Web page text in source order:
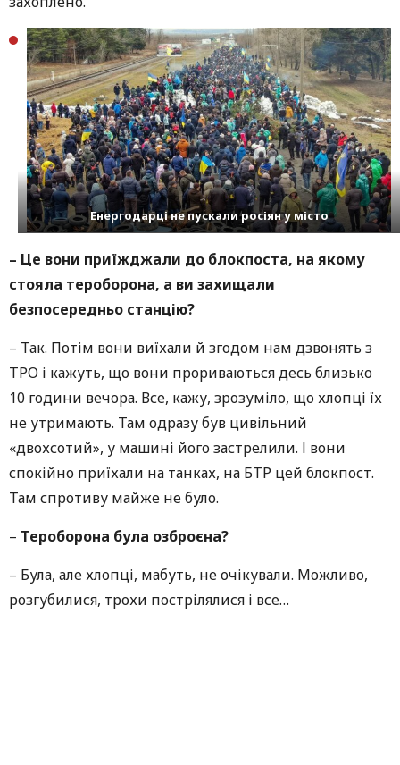
Енергодарці не пускали росіян у місто
– Це вони приїжджали до блокпоста, на якому
стояла тероборона, а ви захищали
безпосередньо станцію?
– Так. Потім вони виїхали й згодом нам дзвонять з
ТРО і кажуть, що вони прориваються десь близько
10 години вечора. Все, кажу, зрозуміло, що хлопці їх
не утримають. Там одразу був цивільний
«двохсотий», у машині його застрелили. І вони
спокійно приїхали на танках, на БТР цей блокпост.
Там спротиву майже не було.
– Тероборона була озброєна?
– Була, але хлопці, мабуть, не очікували. Можливо,
розгубилися, трохи пострілялися і все…